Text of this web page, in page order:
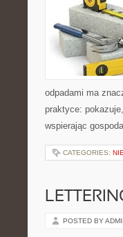
odpadami ma
praktyce:
wspierając
CATEGORIES:
POSTED BY